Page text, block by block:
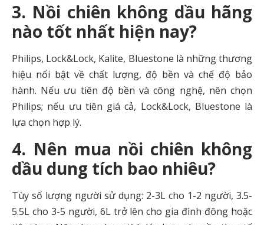
3. Nồi chiên không dầu hãng
nào tốt nhất hiện nay?
Philips, Lock&Lock, Kalite, Bluestone là những thương
hiệu nổi bật về chất lượng, độ bền và chế độ bảo
hành. Nếu ưu tiên độ bền và công nghệ, nên chọn
Philips; nếu ưu tiên giá cả, Lock&Lock, Bluestone là
lựa chọn hợp lý.
4. Nên mua nồi chiên không
dầu dung tích bao nhiêu?
Tùy số lượng người sử dụng: 2-3L cho 1-2 người, 3.5-
5.5L cho 3-5 người, 6L trở lên cho gia đình đông hoặc